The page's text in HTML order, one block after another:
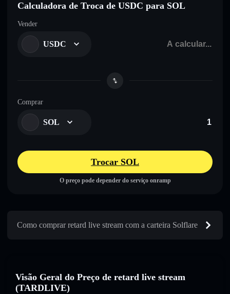
Calculadora de Troca de USDC para SOL
Vender
USDC
Comprar
SOL
Trocar SOL
O preço pode depender do serviço onramp
Como comprar retard live stream com a carteira Solflare
Visão Geral do Preço de retard live stream
(TARDLIVE)